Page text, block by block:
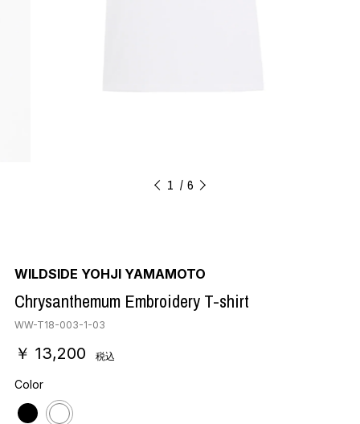
1 6
WILDSIDE YOHJI YAMAMOTO
Chrysanthemum Embroidery T-shirt
WW-T18-003-1-03
￥ 13,200 税込
Color